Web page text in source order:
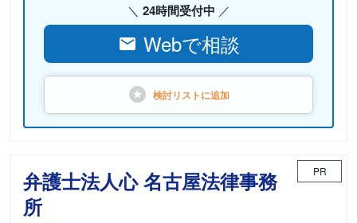
24時間受付中
Webで相談
検討リストに追加
弁護士法人心 名古屋法律事務
所
PR